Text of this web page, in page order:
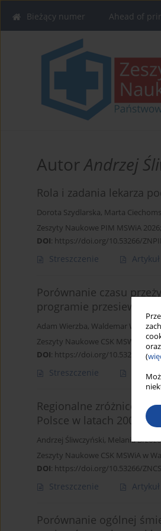
(
Bieżący numer Ahead of
AutorAndrzej
Rola i zadania lekarza
Dorota Szydlarska, Marta
Zeszyty Naukowe PIM MSWiA
DOI: https://doi.org/10.53266/
Streszczenie Artykuł
Porównanie czasu
programie
Adam Wierzba, Waldemar Wierzba,
Zeszyty Naukowe CSK MSWiA w
DOI: https://doi.org/10.53266/
Streszczenie Artykuł
Regionalne
Polsce w latach
Andrzej Śliwczyński, Melania
Zeszyty Naukowe CSK MSWiA w
DOI: https://doi.org/10.53266/
Streszczenie Artykuł
Porównanie ogólnej